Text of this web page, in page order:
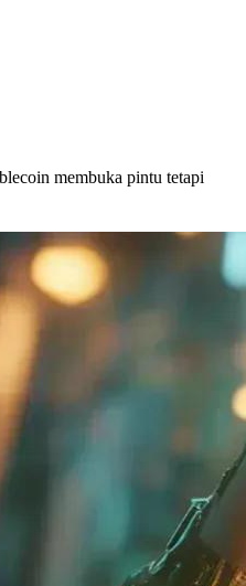
membuka pintu tetapi